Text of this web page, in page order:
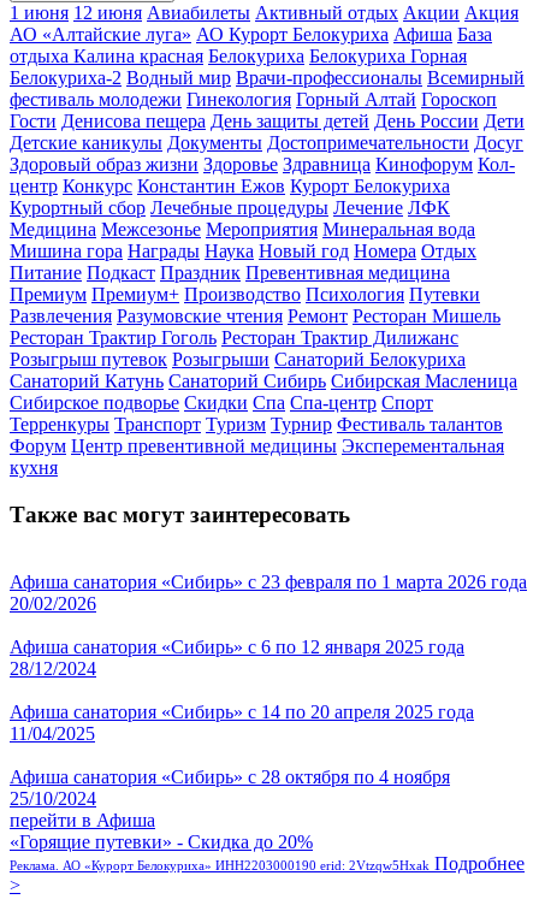
1 июня 12 июня Авиабилеты Активный отдых Акции Акция
АО «Алтайские луга» АО Курорт Белокуриха Афиша База
отдыха Калина красная Белокуриха Белокуриха Горная
Белокуриха-2 Водный мир Врачи-профессионалы Всемирный
фестиваль молодежи Гинекология Горный Алтай Гороскоп
Гости Денисова пещера День защиты детей День России Дети
Детские каникулы Документы Достопримечательности Досуг
Здоровый образ жизни Здоровье Здравница Кинофорум Кол-
центр Конкурс Константин Ежов Курорт Белокуриха
Курортный сбор Лечебные процедуры Лечение ЛФК
Медицина Межсезонье Мероприятия Минеральная вода
Мишина гора Награды Наука Новый год Номера Отдых
Питание Подкаст Праздник Превентивная медицина
Премиум Премиум+ Производство Психология Путевки
Развлечения Разумовские чтения Ремонт Ресторан Мишель
Ресторан Трактир Гоголь Ресторан Трактир Дилижанс
Розыгрыш путевок Розыгрыши Санаторий Белокуриха
Санаторий Катунь Санаторий Сибирь Сибирская Масленица
Сибирское подворье Скидки Спа Спа-центр Спорт
Терренкуры Транспорт Туризм Турнир Фестиваль талантов
Форум Центр превентивной медицины Эксперементальная
кухня
Также вас могут заинтересовать
Афиша санатория «Сибирь» с 23 февраля по 1 марта 2026 года
20/02/2026
Афиша санатория «Сибирь» с 6 по 12 января 2025 года
28/12/2024
Афиша санатория «Сибирь» с 14 по 20 апреля 2025 года
11/04/2025
Афиша санатория «Сибирь» с 28 октября по 4 ноября
25/10/2024
перейти в Афиша
«Горящие путевки» - Скидка до 20%
Реклама. АО «Курорт Белокуриха» ИНН2203000190 erid: 2Vtzqw5Hxak Подробнее
>